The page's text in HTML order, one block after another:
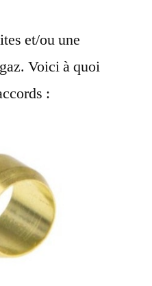
et/ou une
Voici à quoi
: